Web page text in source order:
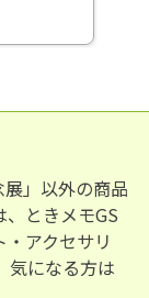
」以外の商品
ときメモGS
アクセサリ
気になる方は